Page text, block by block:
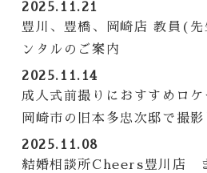
2025.11.21
豊川、豊橋、岡崎店 教員(
ンタルのご案内
2025.11.14
成人式前撮りにおすすめロケ
岡崎市の旧本多忠次邸で撮影
2025.11.08
結婚相談所Cheers豊川店